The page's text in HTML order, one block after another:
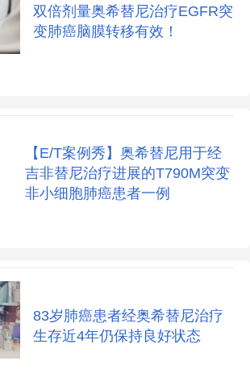
双倍剂量奥希替尼治疗EGFR突
变肺癌脑膜转移有效！
【E/T案例秀】奥希替尼用于经
吉非替尼治疗进展的T790M突变
非小细胞肺癌患者一例
83岁肺癌患者经奥希替尼治疗
生存近4年仍保持良好状态